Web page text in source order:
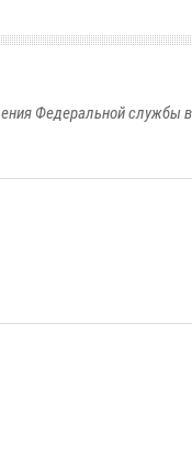
Федеральной службы